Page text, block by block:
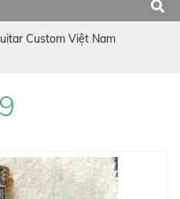
Custom Việt Nam